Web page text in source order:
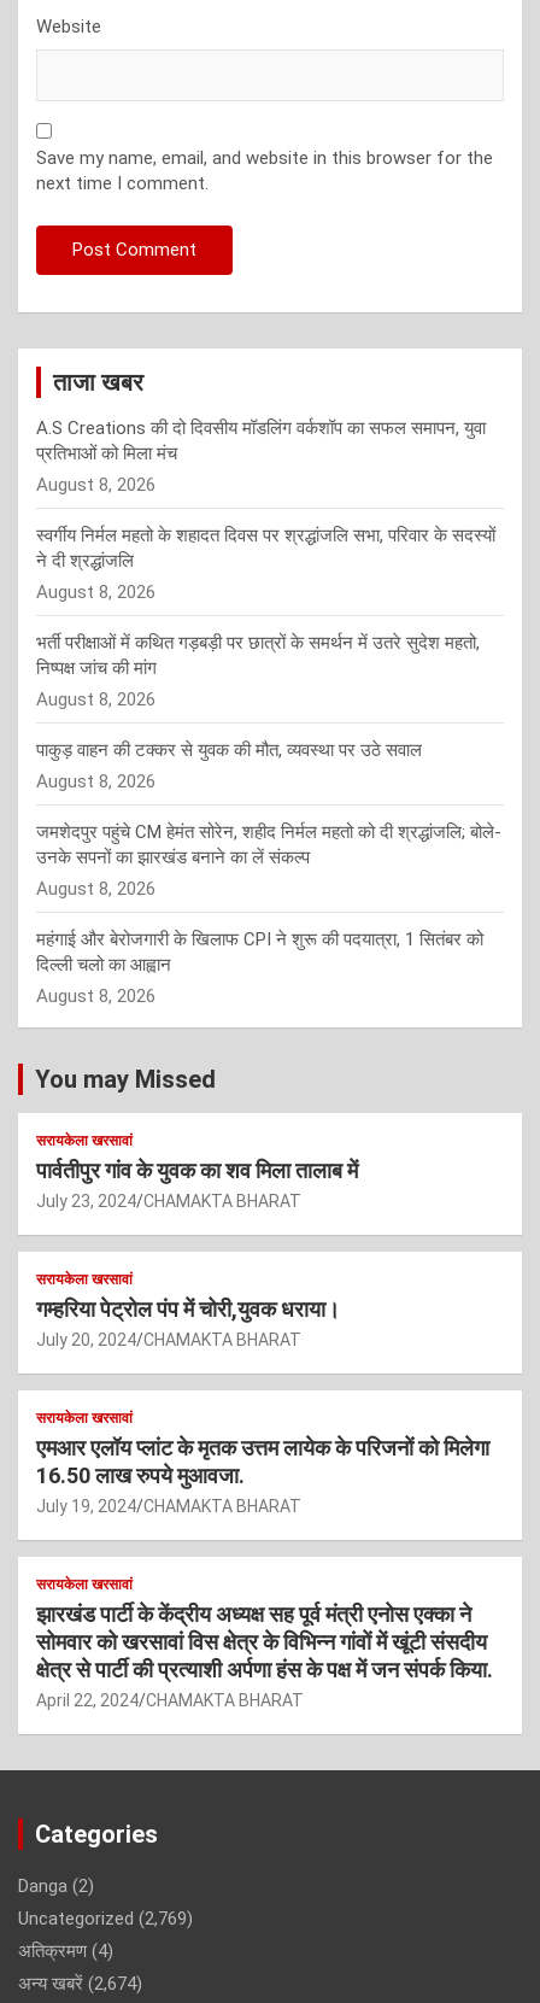
Website
Save my name, email, and website in this browser for the
next time I comment.
ताजा खबर
A.S Creations की दो दिवसीय मॉडलिंग वर्कशॉप का सफल समापन, युवा
प्रतिभाओं को मिला मंच
August 8, 2026
स्वर्गीय निर्मल महतो के शहादत दिवस पर श्रद्धांजलि सभा, परिवार के सदस्यों
ने दी श्रद्धांजलि
August 8, 2026
भर्ती परीक्षाओं में कथित गड़बड़ी पर छात्रों के समर्थन में उतरे सुदेश महतो,
निष्पक्ष जांच की मांग
August 8, 2026
पाकुड़ वाहन की टक्कर से युवक की मौत, व्यवस्था पर उठे सवाल
August 8, 2026
जमशेदपुर पहुंचे CM हेमंत सोरेन, शहीद निर्मल महतो को दी श्रद्धांजलि; बोले-
उनके सपनों का झारखंड बनाने का लें संकल्प
August 8, 2026
महंगाई और बेरोजगारी के खिलाफ CPI ने शुरू की पदयात्रा, 1 सितंबर को
दिल्ली चलो का आह्वान
August 8, 2026
You may Missed
सरायकेला खरसावां
पार्वतीपुर गांव के युवक का शव मिला तालाब में
July 23, 2024 CHAMAKTA BHARAT
सरायकेला खरसावां
गम्हरिया पेट्रोल पंप में चोरी,युवक धराया।
July 20, 2024 CHAMAKTA BHARAT
सरायकेला खरसावां
एमआर एलॉय प्लांट के मृतक उत्तम लायेक के परिजनों को मिलेगा
16.50 लाख रुपये मुआवजा.
July 19, 2024 CHAMAKTA BHARAT
सरायकेला खरसावां
झारखंड पार्टी के केंद्रीय अध्यक्ष सह पूर्व मंत्री एनोस एक्का ने
सोमवार को खरसावां विस क्षेत्र के विभिन्न गांवों में खूंटी संसदीय
क्षेत्र से पार्टी की प्रत्याशी अर्पणा हंस के पक्ष में जन संपर्क किया.
April 22, 2024 CHAMAKTA BHARAT
Categories
Danga (2)
Uncategorized (2,769)
अतिक्रमण(4)
अन्य खबरें (2,674)